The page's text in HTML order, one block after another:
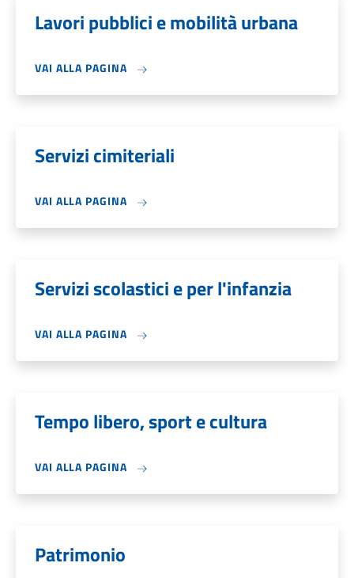
Lavori pubblici e mobilità urbana
VAI ALLA PAGINA
Servizi cimiteriali
VAI ALLA PAGINA
Servizi scolastici e per l'infanzia
VAI ALLA PAGINA
Tempo libero, sport e cultura
VAI ALLA PAGINA
Patrimonio